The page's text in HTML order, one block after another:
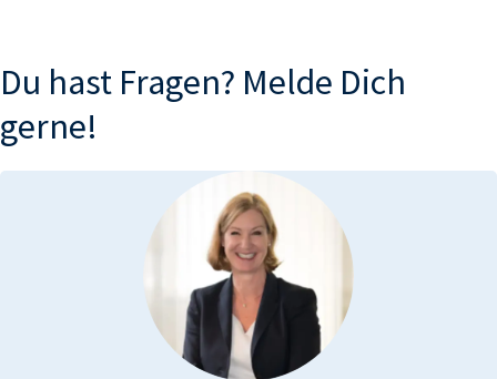
Du hast Fragen? Melde Dich
gerne!